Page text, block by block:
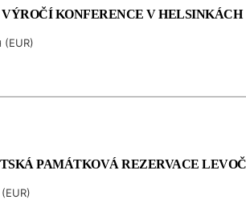
VÝROČÍ KONFERENCE V HELSINKÁCH
(EUR)
PAMÁTKOVÁ REZERVACE
(EUR)